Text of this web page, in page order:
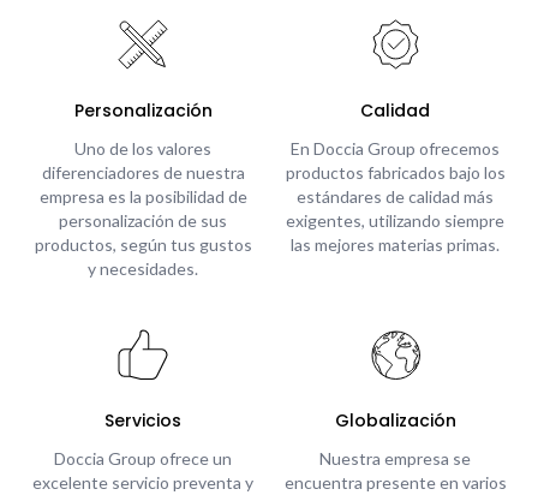
Personalización
Uno de los valores
diferenciadores de nuestra
empresa es la posibilidad de
personalización de sus
productos, según tus gustos
y necesidades.
Calidad
En Doccia Group ofrecemos
productos fabricados bajo los
estándares de calidad más
exigentes, utilizando siempre
las mejores materias primas.
Servicios
Doccia Group ofrece un
excelente servicio preventa y
Globalización
Nuestra empresa se
encuentra presente en varios